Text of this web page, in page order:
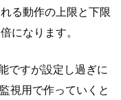
る動作の上限と下限
になります。
ですが設定し過ぎに
視用で作っていくと